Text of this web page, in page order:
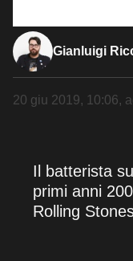
Gianluigi
20 giu 2019, 10:06,
Il batterista
primi anni
Rolling